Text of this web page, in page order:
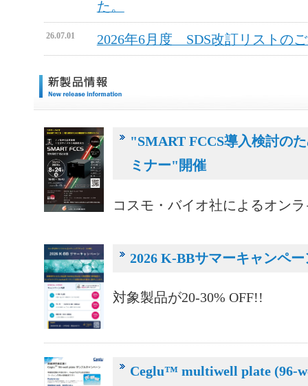
た。
26.07.01 2026年6月度 SDS改訂リストの
"SMART FCCS導入検討の
ミナー"開催
コスモ・バイオ社によるオン
2026 K-BBサマーキャンペ
対象製品が20-30% OFF!!
Ceglu™ multiwell plate (96-